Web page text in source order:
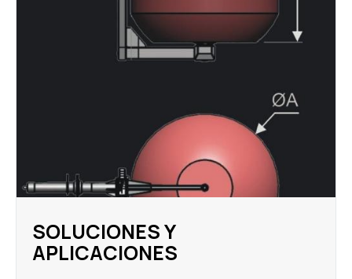
SOLUCIONES Y
APLICACIONES